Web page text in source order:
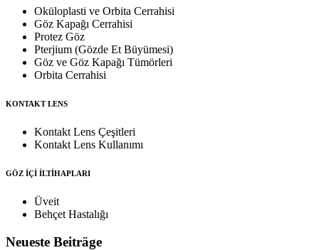
Oküloplasti ve Orbita Cerrahisi
Göz Kapağı Cerrahisi
Protez Göz
Pterjium (Gözde Et Büyümesi)
Göz ve Göz Kapağı Tümörleri
Orbita Cerrahisi
KONTAKT LENS
Kontakt Lens Çeşitleri
Kontakt Lens Kullanımı
GÖZ İÇİ İLTİHAPLARI
Üveit
Behçet Hastalığı
Neueste Beiträge